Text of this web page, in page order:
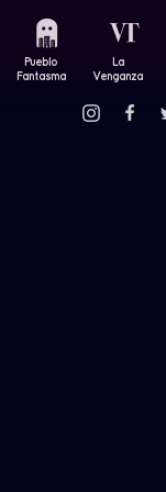
Pueblo
Fantasma
La
Venganza